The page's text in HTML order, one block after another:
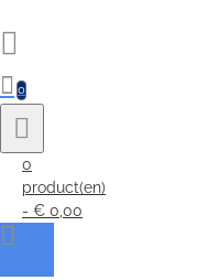
0
0
product(en)
- € 0,00